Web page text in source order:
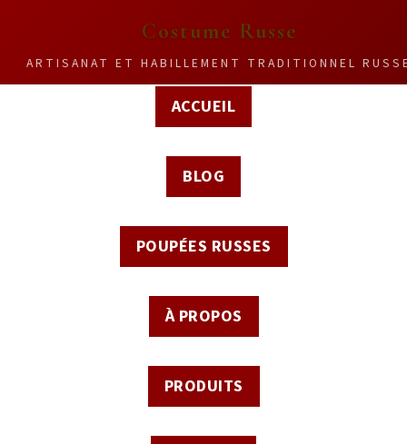
Costume Russe
ARTISANAT ET HABILLEMENT TRADITIONNEL
ACCUEIL
BLOG
POUPÉES RUSSES
À PROPOS
PRODUITS